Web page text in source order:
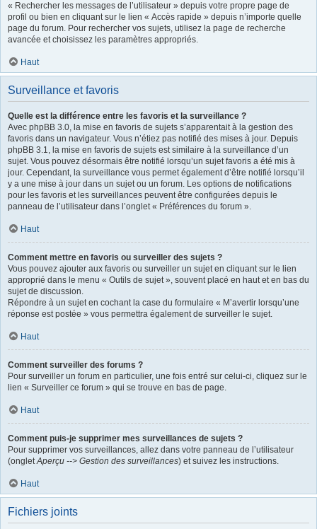
« Rechercher les messages de l’utilisateur » depuis votre propre page de
profil ou bien en cliquant sur le lien « Accès rapide » depuis n’importe quelle
page du forum. Pour rechercher vos sujets, utilisez la page de recherche
avancée et choisissez les paramètres appropriés.
Haut
Surveillance et favoris
Quelle est la différence entre les favoris et la surveillance ?
Avec phpBB 3.0, la mise en favoris de sujets s’apparentait à la gestion des
favoris dans un navigateur. Vous n’étiez pas notifié des mises à jour. Depuis
phpBB 3.1, la mise en favoris de sujets est similaire à la surveillance d’un
sujet. Vous pouvez désormais être notifié lorsqu’un sujet favoris a été mis à
jour. Cependant, la surveillance vous permet également d’être notifié lorsqu’il
y a une mise à jour dans un sujet ou un forum. Les options de notifications
pour les favoris et les surveillances peuvent être configurées depuis le
panneau de l’utilisateur dans l’onglet « Préférences du forum ».
Haut
Comment mettre en favoris ou surveiller des sujets ?
Vous pouvez ajouter aux favoris ou surveiller un sujet en cliquant sur le lien
approprié dans le menu « Outils de sujet », souvent placé en haut et en bas du
sujet de discussion.
Répondre à un sujet en cochant la case du formulaire « M’avertir lorsqu’une
réponse est postée » vous permettra également de surveiller le sujet.
Haut
Comment surveiller des forums ?
Pour surveiller un forum en particulier, une fois entré sur celui-ci, cliquez sur le
lien « Surveiller ce forum » qui se trouve en bas de page.
Haut
Comment puis-je supprimer mes surveillances de sujets ?
Pour supprimer vos surveillances, allez dans votre panneau de l’utilisateur
(ongletAperçu --> Gestion des surveillances) et suivez les instructions.
Haut
Fichiers joints